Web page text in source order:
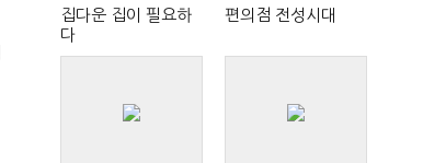
집다운 집이 필요하
다
편의점 전성시대